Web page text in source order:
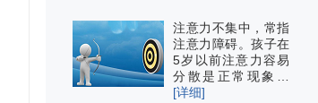
注意力不集中，常指
注意力障碍。孩子在
5岁以前注意力容易
分散是正常现象…
[详细]